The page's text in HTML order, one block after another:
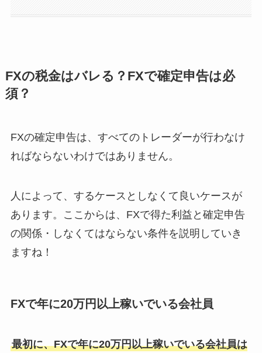
FXの税金はバレる？FXで確定申告は必
須？
FXの確定申告は、すべてのトレーダーが行わなけ
ればならないわけではありません。
人によって、するケースとしなくて良いケースが
あります。ここからは、FXで得た利益と確定申告
の関係・しなくてはならない条件を説明していき
ますね！
FXで年に20万円以上稼いでいる会社員
最初に、FXで年に20万円以上稼いでいる会社員は